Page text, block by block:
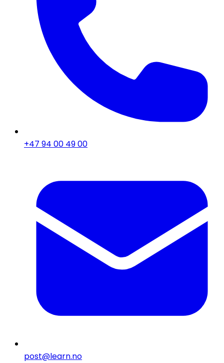
+47 94 00 49 00
post@learn.no